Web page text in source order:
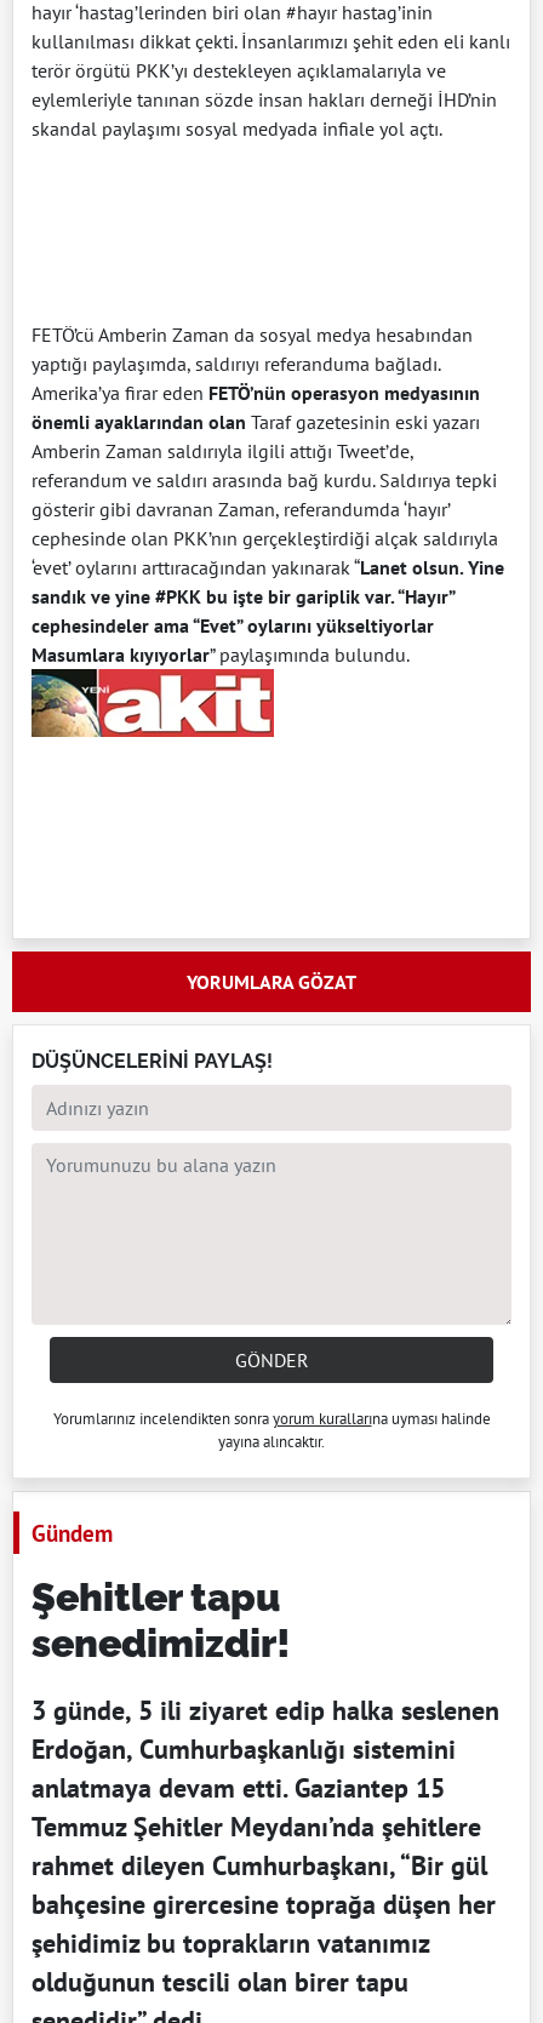
hayır ‘hastag’lerinden biri olan #hayır hastag’inin
kullanılması dikkat çekti. İnsanlarımızı şehit eden eli kanlı
terör örgütü PKK’yı destekleyen açıklamalarıyla ve
eylemleriyle tanınan sözde insan hakları derneği İHD’nin
skandal paylaşımı sosyal medyada infiale yol açtı.
FETÖ’cü Amberin Zaman da sosyal medya hesabından
yaptığı paylaşımda, saldırıyı referanduma bağladı.
Amerika’ya firar eden FETÖ’nün operasyon medyasının
önemli ayaklarından olan Taraf gazetesinin eski yazarı
Amberin Zaman saldırıyla ilgili attığı Tweet’de,
referandum ve saldırı arasında bağ kurdu. Saldırıya tepki
gösterir gibi davranan Zaman, referandumda ‘hayır’
cephesinde olan PKK’nın gerçekleştirdiği alçak saldırıyla
‘evet’ oylarını arttıracağından yakınarak “Lanet olsun. Yine
sandık ve yine #PKK bu işte bir gariplik var. “Hayır”
cephesindeler ama “Evet” oylarını yükseltiyorlar
Masumlara kıyıyorlar” paylaşımında bulundu.
YORUMLARA GÖZAT
DÜŞÜNCELERİNİ PAYLAŞ!
GÖNDER
Yorumlarınız incelendikten sonrayorum kurallarına uyması halinde
yayına alıncaktır.
Gündem
Şehitler tapu
senedimizdir!
3 günde, 5 ili ziyaret edip halka seslenen
Erdoğan, Cumhurbaşkanlığı sistemini
anlatmaya devam etti. Gaziantep 15
Temmuz Şehitler Meydanı’nda şehitlere
rahmet dileyen Cumhurbaşkanı, “Bir gül
bahçesine girercesine toprağa düşen her
şehidimiz bu toprakların vatanımız
olduğunun tescili olan birer tapu